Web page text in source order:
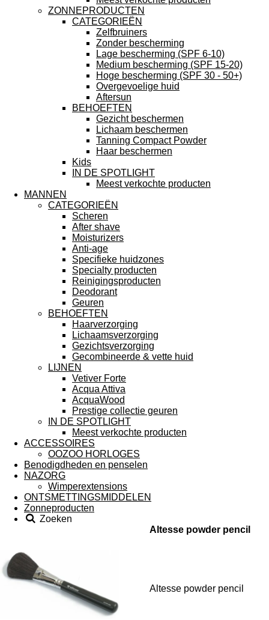
ZONNEPRODUCTEN
CATEGORIEËN
Zelfbruiners
Zonder bescherming
Lage bescherming (SPF 6-10)
Medium bescherming (SPF 15-20)
Hoge bescherming (SPF 30 - 50+)
Overgevoelige huid
Aftersun
BEHOEFTEN
Gezicht beschermen
Lichaam beschermen
Tanning Compact Powder
Haar beschermen
Kids
IN DE SPOTLIGHT
Meest verkochte producten
MANNEN
CATEGORIEËN
Scheren
After shave
Moisturizers
Anti-age
Specifieke huidzones
Specialty producten
Reinigingsproducten
Deodorant
Geuren
BEHOEFTEN
Haarverzorging
Lichaamsverzorging
Gezichtsverzorging
Gecombineerde & vette huid
LIJNEN
Vetiver Forte
Acqua Attiva
AcquaWood
Prestige collectie geuren
IN DE SPOTLIGHT
Meest verkochte producten
ACCESSOIRES
OOZOO HORLOGES
Benodigdheden en penselen
NAZORG
Wimperextensions
ONTSMETTINGSMIDDELEN
Zonneproducten
Zoeken
Altesse powder pencil
Altesse powder pencil